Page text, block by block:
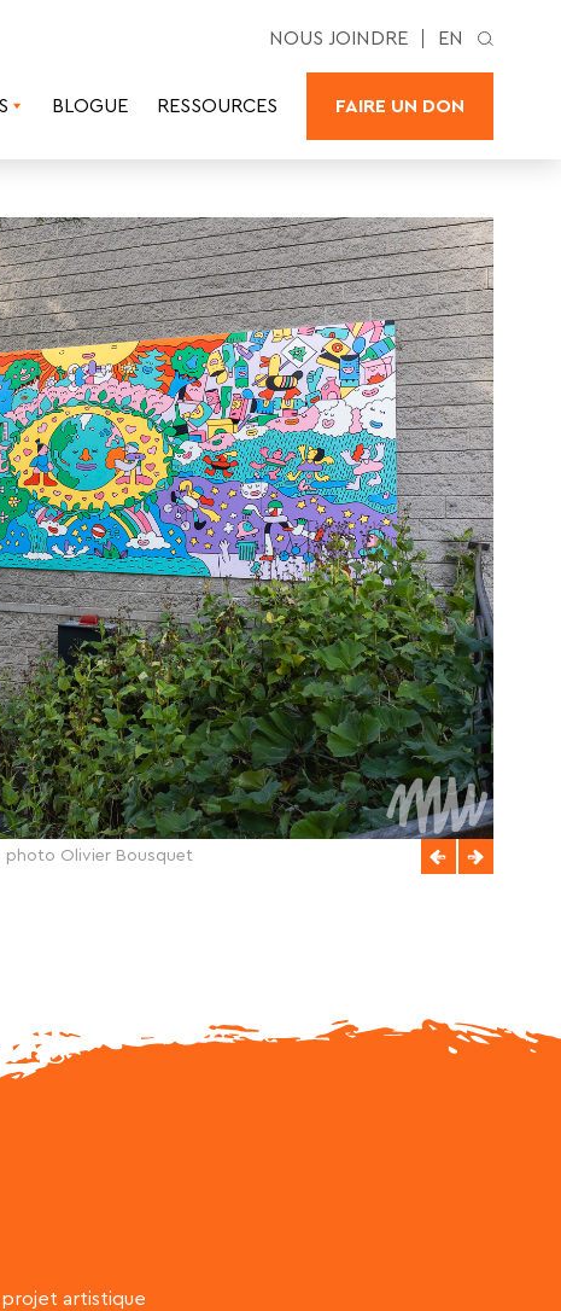
NOUS JOINDRE EN
BLOGUE RESSOURCES FAIRE UN DON
photo Olivier Bousquet
projet artistique